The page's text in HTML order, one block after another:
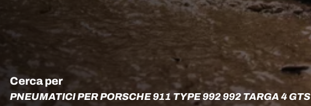
Cerca per
PNEUMATICI PER PORSCHE 911 TYPE 992 992 TARGA 4 GTS